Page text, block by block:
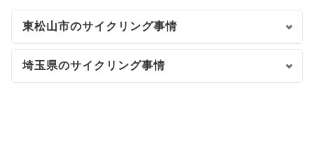
東松山市のサイクリング事情
埼玉県のサイクリング事情